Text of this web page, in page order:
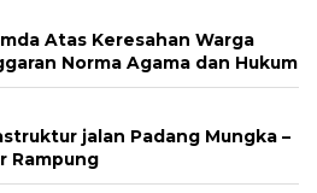
Atas Keresahan Warga
Norma Agama dan Hukum
jalan Padang Mungka –
Rampung